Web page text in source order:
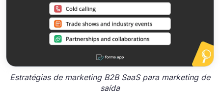
Estratégias de marketing B2B SaaS para marketing de
saída